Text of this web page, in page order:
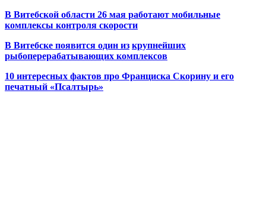
В Витебской области 26 мая работают мобильные
комплексы контроля скорости
В Витебске появится один из крупнейших
рыбоперерабатывающих комплексов
10 интересных фактов про Франциска Скорину и его
печатный «Псалтырь»